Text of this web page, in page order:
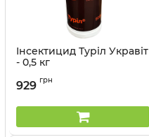
Інсектицид Туріл Укравіт
- 0,5 кг
929 грн